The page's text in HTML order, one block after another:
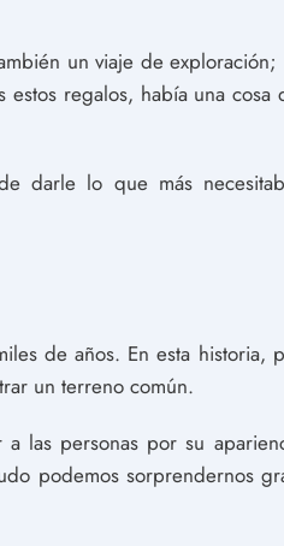
un viaje de
estos regalos, había una cosa
darle lo que más
de años. En esta historia,
un terreno común.
las personas por su
podemos sorprendernos